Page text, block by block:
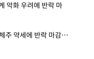
악화 우려에 반락 마
주 약세에 반락 마감…